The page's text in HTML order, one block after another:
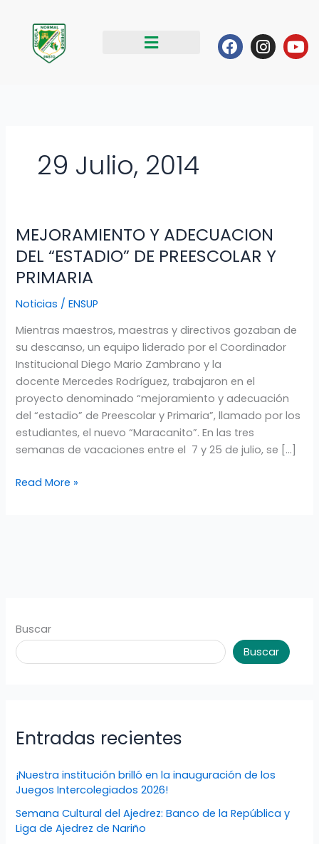
contenido
Facebook
29 Julio, 2014
MEJORAMIENTO Y ADECUACION
DEL “ESTADIO” DE PREESCOLAR Y
PRIMARIA
Noticias /ENSUP
Mientras maestros, maestras y directivos gozaban de
su descanso, un equipo liderado por el Coordinador
Institucional Diego Mario Zambrano y la
docente Mercedes Rodríguez, trabajaron en el
proyecto denominado “mejoramiento y adecuación
del “estadio” de Preescolar y Primaria”, llamado por los
estudiantes, el nuevo “Maracanito”. En las tres
semanas de vacaciones entre el 7 y 25 de julio, se […]
MEJORAMIENTO
Y
ADECUACION
DEL
“ESTADIO”
PREESCOLAR
Y
PRIMARIA
Read More »
Buscar
Buscar
Entradas recientes
¡Nuestra institución brilló en la inauguración de los
Juegos Intercolegiados 2026!
Semana Cultural del Ajedrez: Banco de la República y
Liga de Ajedrez de Nariño